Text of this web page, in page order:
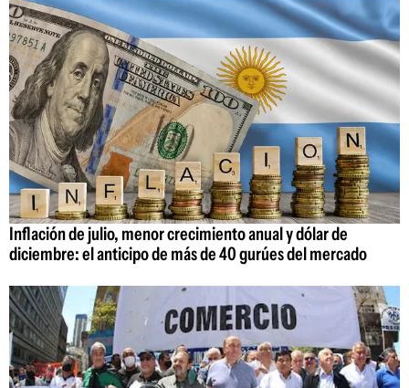
Inflación de julio, menor crecimiento anual y dólar de
diciembre: el anticipo de más de 40 gurúes del mercado